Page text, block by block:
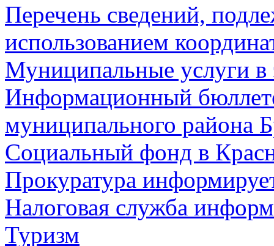
Перечень сведений,
использованием
Муниципальные услуги в
Информационный
муниципального района
Социальный фонд в
Прокуратура
Налоговая служба
Туризм